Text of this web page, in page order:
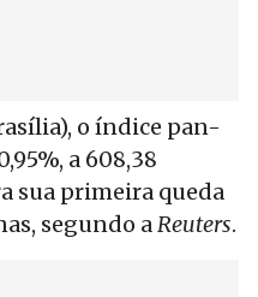
o índice pan-
a 608,38
sua primeira queda
segundo aReuters.